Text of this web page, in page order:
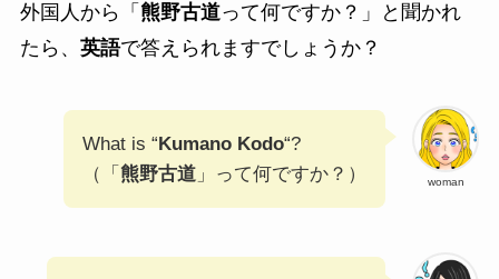
外国人から「 熊野古道って何ですか？」と聞かれ
たら、 英語で答えられますでしょうか？
woman
What is “ Kumano Kodo“?
（「熊野古道 」って何ですか？）